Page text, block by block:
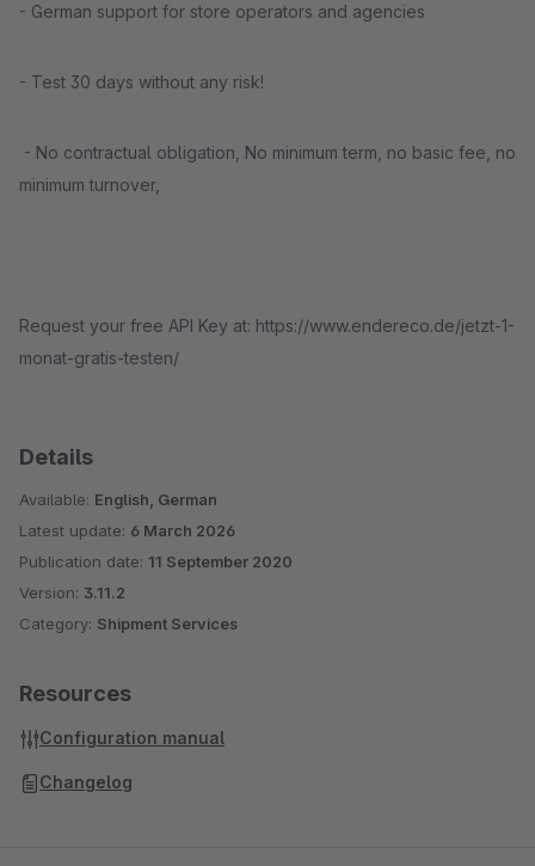
- German support for store operators and agencies
- Test 30 days without any risk!
- No contractual obligation, No minimum term, no basic fee, no
minimum turnover,
Request your free API Key at: https://www.endereco.de/jetzt-1-
monat-gratis-testen/
Details
Available: English, German
Latest update: 6 March 2026
Publication date: 11 September 2020
Version: 3.11.2
Category: Shipment Services
Resources
Configuration manual
Changelog